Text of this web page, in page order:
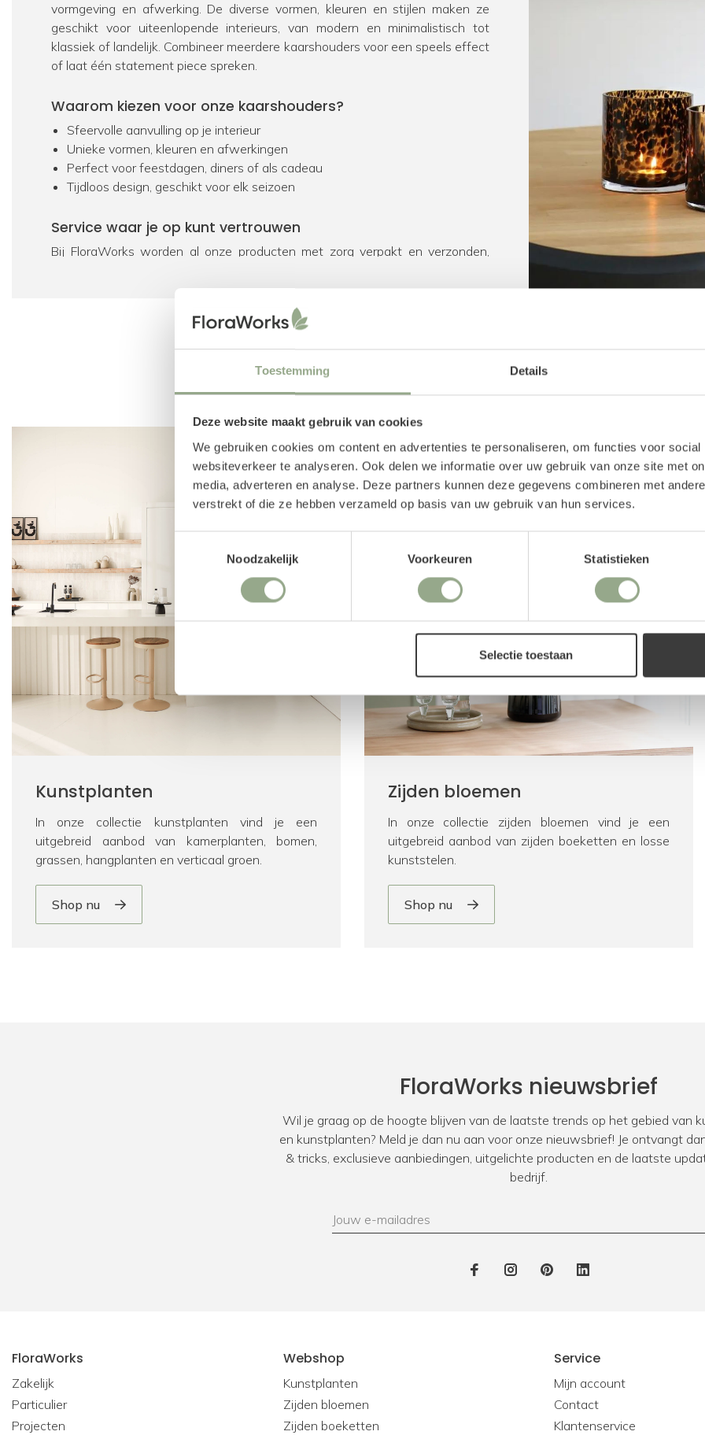
Toestemming Details
Deze website maakt gebruik van cookies
We gebruiken cookies om content en advertenties te personaliseren, om functies voor
websiteverkeer te analyseren. Ook delen we informatie over uw gebruik van onze site met
media, adverteren en analyse. Deze partners kunnen deze gegevens combineren met
verstrekt of die ze hebben verzameld op basis van uw gebruik van hun services.
Noodzakelijk
Voorkeuren Statistieken
Selectie toestaan
vormgeving en afwerking. De diverse vormen, kleuren en stijlen maken ze
geschikt voor uiteenlopende interieurs, van modern en minimalistisch tot
klassiek of landelijk. Combineer meerdere kaarshouders voor een speels effect
of laat één statement piece spreken.
Waarom kiezen voor onze kaarshouders?
Sfeervolle aanvulling op je interieur
Unieke vormen, kleuren en afwerkingen
Perfect voor feestdagen, diners of als cadeau
Tijdloos design, geschikt voor elk seizoen
Service waar je op kunt vertrouwen
Bij FloraWorks worden al onze producten met zorg verpakt en verzonden,
combinaties met andere accessoires? Wij denken graag met je mee. Onze
klanten waarderen onze service met een 9+.
Kaarshouders kopen? Bestel nu eenvoudig online
Laat je inspireren door onze collectie kaarshouders en geef jouw interieur een
warme en stijlvolle finishing touch. Eenvoudig online te bestellen in onzeBekijk onze andere categorieën
Kunstplanten
In onze collectie kunstplanten vind je een
uitgebreid aanbod van kamerplanten, bomen,
grassen, hangplanten en verticaal groen.
Shop nu
Zijden bloemen
In onze collectie zijden bloemen vind je een
uitgebreid aanbod van zijden boeketten en losse
kunststelen.
Shop nu
FloraWorks nieuwsbrief
Wil je graag op de hoogte blijven van de laatste trends op het gebied van
en kunstplanten? Meld je dan nu aan voor onze nieuwsbrief! Je ontvangt
& tricks, exclusieve aanbiedingen, uitgelichte producten en de laatste
bedrijf.
FloraWorks
Zakelijk
Particulier
Projecten
Webshop
Kunstplanten
Zijden bloemen
Zijden boeketten
Service
Mijn account
Contact
Klantenservice